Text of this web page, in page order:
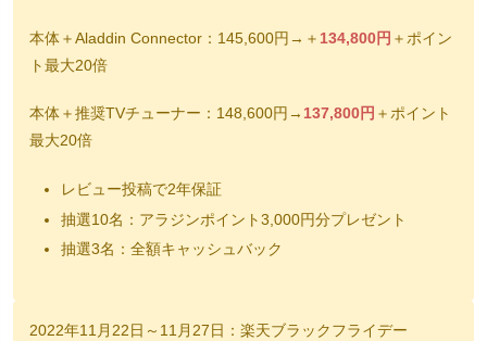
本体＋Aladdin Connector：145,600円→＋ 134,800円 ＋ポイン
ト最大20倍
本体＋推奨TVチューナー：148,600円→ 137,800円 ＋ポイント
最大20倍
レビュー投稿で2年保証
抽選10名：アラジンポイント3,000円分プレゼント
抽選3名：全額キャッシュバック
2022年11月22日～11月27日：楽天ブラックフライデー